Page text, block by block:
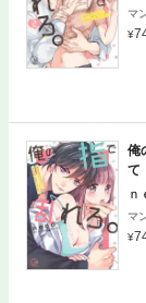
マ
俺
て
ｎ
マ